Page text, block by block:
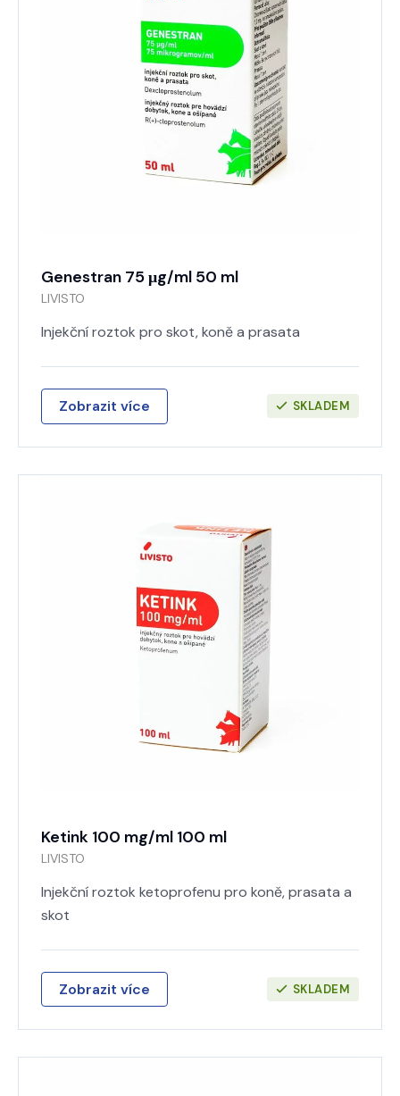
Genestran 75 μg/ml 50 ml
LIVISTO
Injekční roztok pro skot, koně a prasata
Zobrazit více SKLADEM
Ketink 100 mg/ml 100 ml
LIVISTO
Injekční roztok ketoprofenu pro koně, prasata a
skot
Zobrazit více SKLADEM